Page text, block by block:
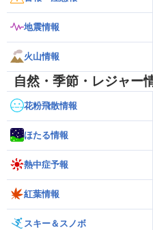
地震情報
火山情報
自然・季節・レジャー
花粉飛散情報
ほたる情報
熱中症予報
紅葉情報
スキー＆スノボ